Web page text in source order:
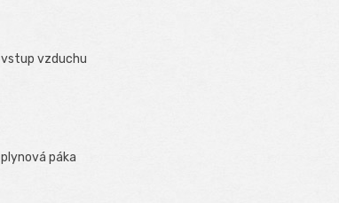
vstup vzduchu
plynová páka